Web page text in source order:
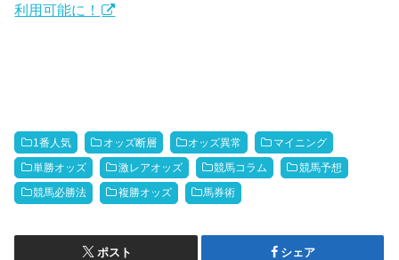
利用可能に！
1番人気 オッズ断層 オッズ異常 マイニング
単勝オッズ 激レアオッズ 競馬コラム 競馬予想
競馬必勝法 複勝オッズ 馬券術
ポスト シェア